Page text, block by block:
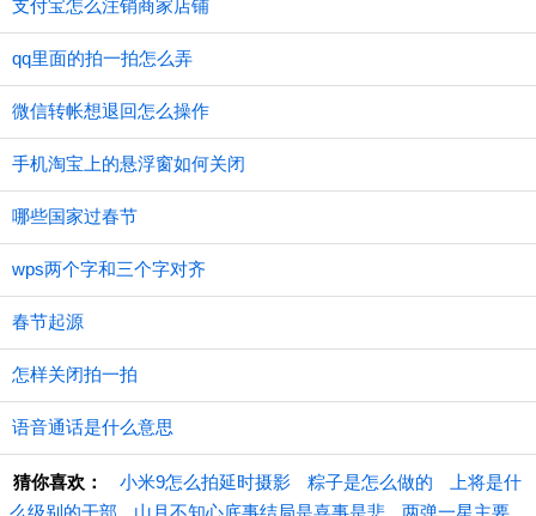
支付宝怎么注销商家店铺
qq里面的拍一拍怎么弄
微信转帐想退回怎么操作
手机淘宝上的悬浮窗如何关闭
哪些国家过春节
wps两个字和三个字对齐
春节起源
怎样关闭拍一拍
语音通话是什么意思
猜你喜欢： 小米9怎么拍延时摄影 粽子是怎么做的
上将是什
么级别的干部
山月不知心底事结局是喜事是悲 两弹一星主要